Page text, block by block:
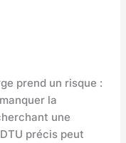
prend un risque :
la
une
précis peut